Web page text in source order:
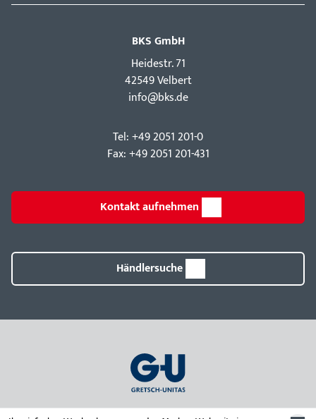
BKS GmbH
Hei­destr. 71
42549 Velbert
info@bks.de
Tel: +49 2051 201-0
Fax: +49 2051 201-431
Kontakt aufnehmen
Händlersuche